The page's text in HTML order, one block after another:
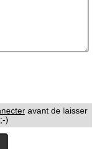
avant de laisser
)